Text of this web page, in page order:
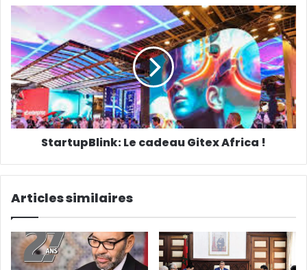
StartupBlink: Le cadeau Gitex Africa !
Articles similaires